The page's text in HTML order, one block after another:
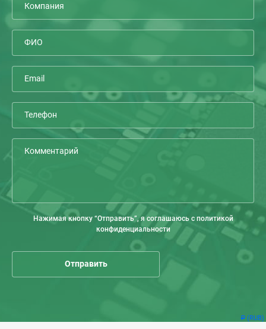
Р (RUB)
Нажимая кнопку “Отправить”, я соглашаюсь с политикой
конфиденциальности